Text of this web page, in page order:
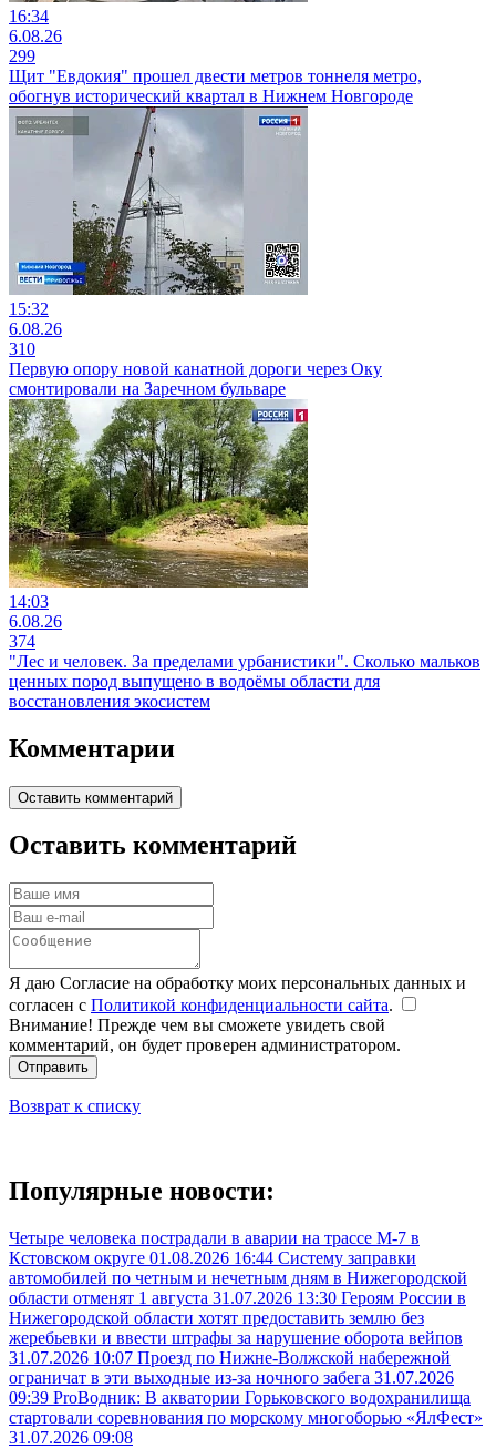
16:34
6.08.26
299
Щит "Евдокия" прошел двести метров тоннеля метро,
обогнув исторический квартал в Нижнем Новгороде
15:32
6.08.26
310
Первую опору новой канатной дороги через Оку
смонтировали на Заречном бульваре
14:03
6.08.26
374
"Лес и человек. За пределами урбанистики". Сколько мальков
ценных пород выпущено в водоёмы области для
восстановления экосистем
Комментарии
Оставить комментарий
Оставить комментарий
Я даю Согласие на обработку моих персональных данных и
согласен с Политикой конфиденциальности сайта.
Внимание! Прежде чем вы сможете увидеть свой
комментарий, он будет проверен администратором.
Отправить
Возврат к списку
Популярные новости:
Четыре человека пострадали в аварии на трассе М-7 в
Кстовском округе 01.08.2026 16:44 Систему заправки
автомобилей по четным и нечетным дням в Нижегородской
области отменят 1 августа 31.07.2026 13:30 Героям России в
Нижегородской области хотят предоставить землю без
жеребьевки и ввести штрафы за нарушение оборота вейпов
31.07.2026 10:07 Проезд по Нижне-Волжской набережной
ограничат в эти выходные из-за ночного забега 31.07.2026
09:39 ProВодник: В акватории Горьковского водохранилища
стартовали соревнования по морскому многоборью «ЯлФест»
31.07.2026 09:08